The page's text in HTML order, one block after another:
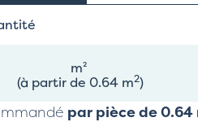
m²
(à partir de 0.64 m2)
par pièce de0.64